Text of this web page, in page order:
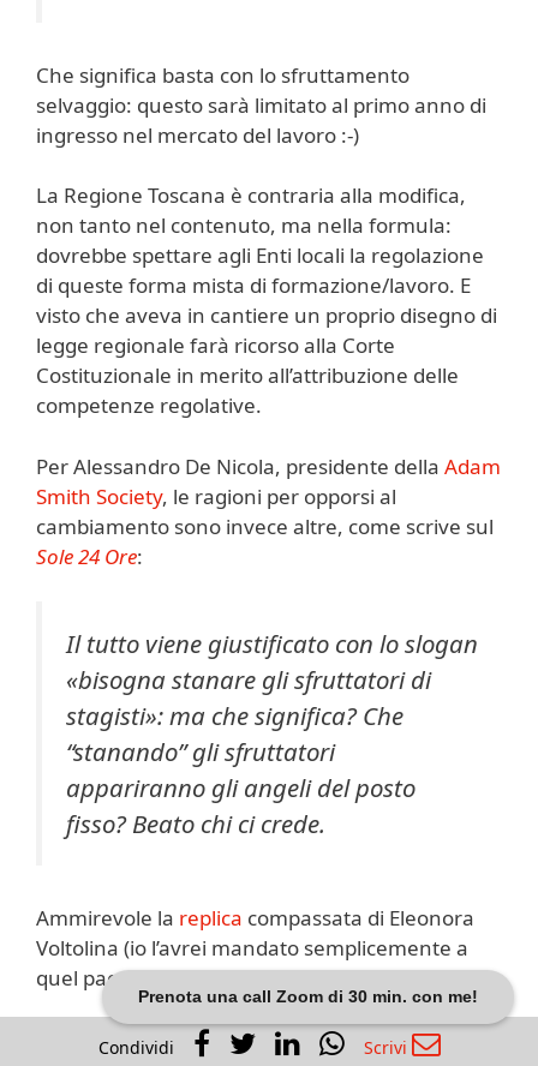
Prenota una call Zoom di 30 min. con me!
Che significa basta con lo sfruttamento
selvaggio: questo sarà limitato al primo anno di
ingresso nel mercato del lavoro :-)
La Regione Toscana è contraria alla modifica,
non tanto nel contenuto, ma nella formula:
dovrebbe spettare agli Enti locali la regolazione
di queste forma mista di formazione/lavoro. E
visto che aveva in cantiere un proprio disegno di
legge regionale farà ricorso alla Corte
Costituzionale in merito all’attribuzione delle
competenze regolative.
Per Alessandro De Nicola, presidente della Adam
Smith Society, le ragioni per opporsi al
cambiamento sono invece altre, come scrive sul
Sole 24 Ore:
Il tutto viene giustificato con lo slogan
«bisogna stanare gli sfruttatori di
stagisti»: ma che significa? Che
“stanando” gli sfruttatori
appariranno gli angeli del posto
fisso? Beato chi ci crede.
Ammirevole la replica compassata di Eleonora
Voltolina (io l’avrei mandato semplicemente a
quel paese), che condivido:
Condividi Scrivi